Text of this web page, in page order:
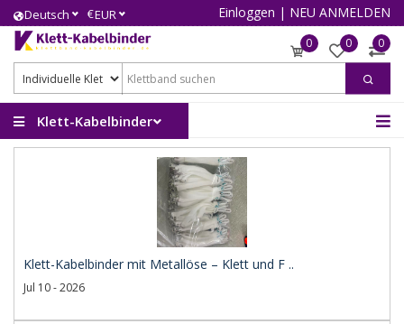
Deutsch €EUR Einloggen | NEU ANMELDEN
0 0 0
Klett-Kabelbinder
Klett-Kabelbinder mit Metallöse – Klett und F ..
Jul 10 - 2026